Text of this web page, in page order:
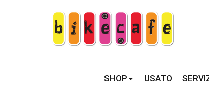
SHOP USATO